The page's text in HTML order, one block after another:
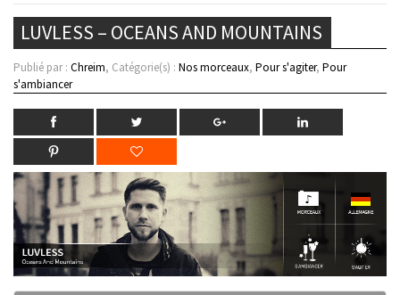
LUVLESS – OCEANS AND MOUNTAINS
Publié par : Chreim, Catégorie(s) : Nos morceaux, Pour s'agiter, Pour
s'ambiancer